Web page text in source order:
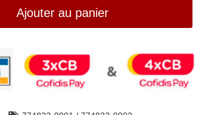
Ajouter au panier